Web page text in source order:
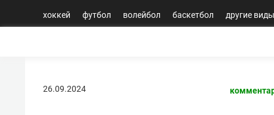
хоккей футбол волейбол баскетбол другие виды
26.09.2024